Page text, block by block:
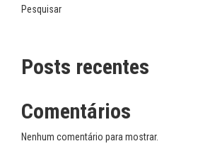
Pesquisar
Posts recentes
Comentários
Nenhum comentário para mostrar.